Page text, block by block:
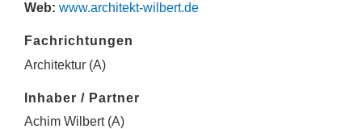
Web: www.architekt-wilbert.de
Fachrichtungen
Architektur (A)
Inhaber / Partner
Achim Wilbert (A)